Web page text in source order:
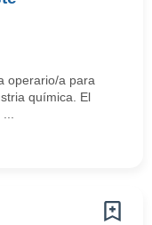
operario/a para
química. El